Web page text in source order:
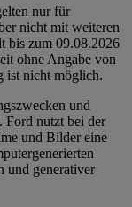
nur für
nicht mit weiteren
bis zum 09.08.2026
ohne Angabe von
ist nicht möglich.
und
Ford nutzt bei der
und Bilder eine
und generativer